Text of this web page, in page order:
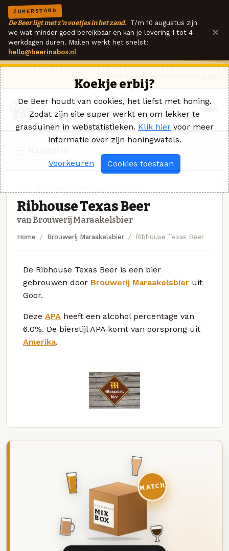
ZOMERSTAND
De Beer ligt met z'n voetjes in het zand. T/m 10 augustus zijn
we wat minder goed bereikbaar en kan je levering 1 tot 4
werkdagen duren. Mailen werkt het snelst:
hello@beerinabox.nl
×
Ribhouse Texas Beer
van Brouwerij Maraakelsbier
Home Brouwerij Maraakelsbier Ribhouse Texas Beer
De Ribhouse Texas Beer is een bier
gebrouwen door Brouwerij Maraakelsbier uit
Goor.
Deze APA heeft een alcohol percentage van
6.0%. De bierstijl APA komt van oorsprong uit
Amerika.
DEZE MAAND
MIX
BOX
8 BIEREN
MATCH
Koekje erbij?
De Beer houdt van cookies, het liefst met honing.
Zodat zijn site super werkt en om lekker te
grasduinen in webstatistieken. Klik hier voor meer
informatie over zijn honingwafels.
Voorkeuren Cookies toestaan